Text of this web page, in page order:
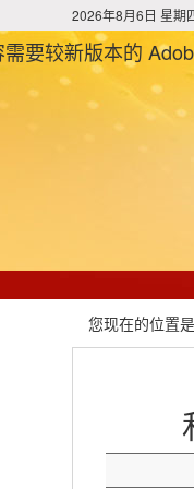
2026年8月6日 星期
要较新版本的
您现在的位置是